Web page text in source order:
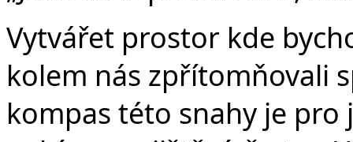
Vytvářet prostor kde
kolem nás zpřítomňovali
kompas této snahy je pro